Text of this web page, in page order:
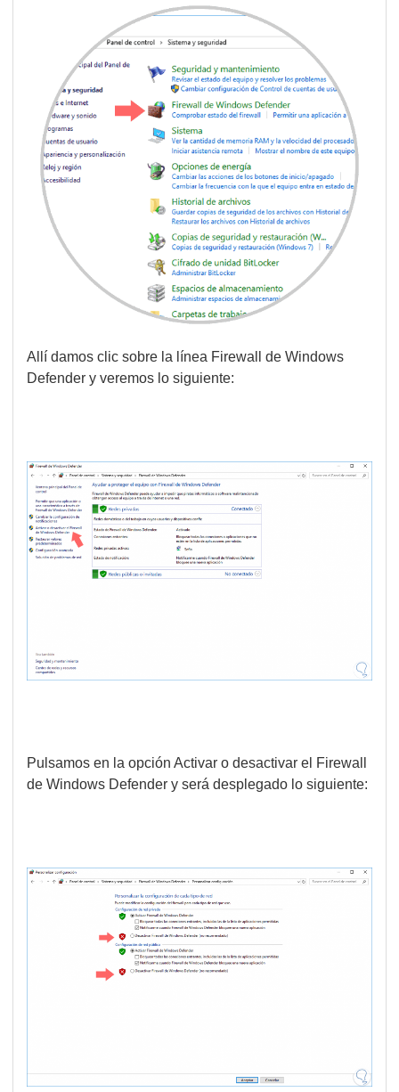
Allí damos clic sobre la línea Firewall de Windows
Defender y veremos lo siguiente:
Pulsamos en la opción Activar o desactivar el Firewall
de Windows Defender y será desplegado lo siguiente: